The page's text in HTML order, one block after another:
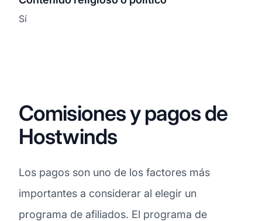
Sí
Comisiones y pagos de
Hostwinds
Los pagos son uno de los factores más
importantes a considerar al elegir un
programa de afiliados. El programa de